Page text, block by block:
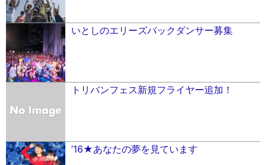
いとしのエリーズバックダンサー募集
トリバンフェス新規フライヤー追加！
’16★あなたの夢を見ています